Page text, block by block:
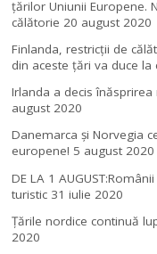
ţărilor Uniunii Europene.
călătorie 20 august 2020
Finlanda, restricţii de
din aceste ţări va duce la
Irlanda a decis
august 2020
Danemarca și Norvegia
europene! 5 august 2020
DE LA 1
turistic 31 iulie 2020
Țările nordice continuă
2020